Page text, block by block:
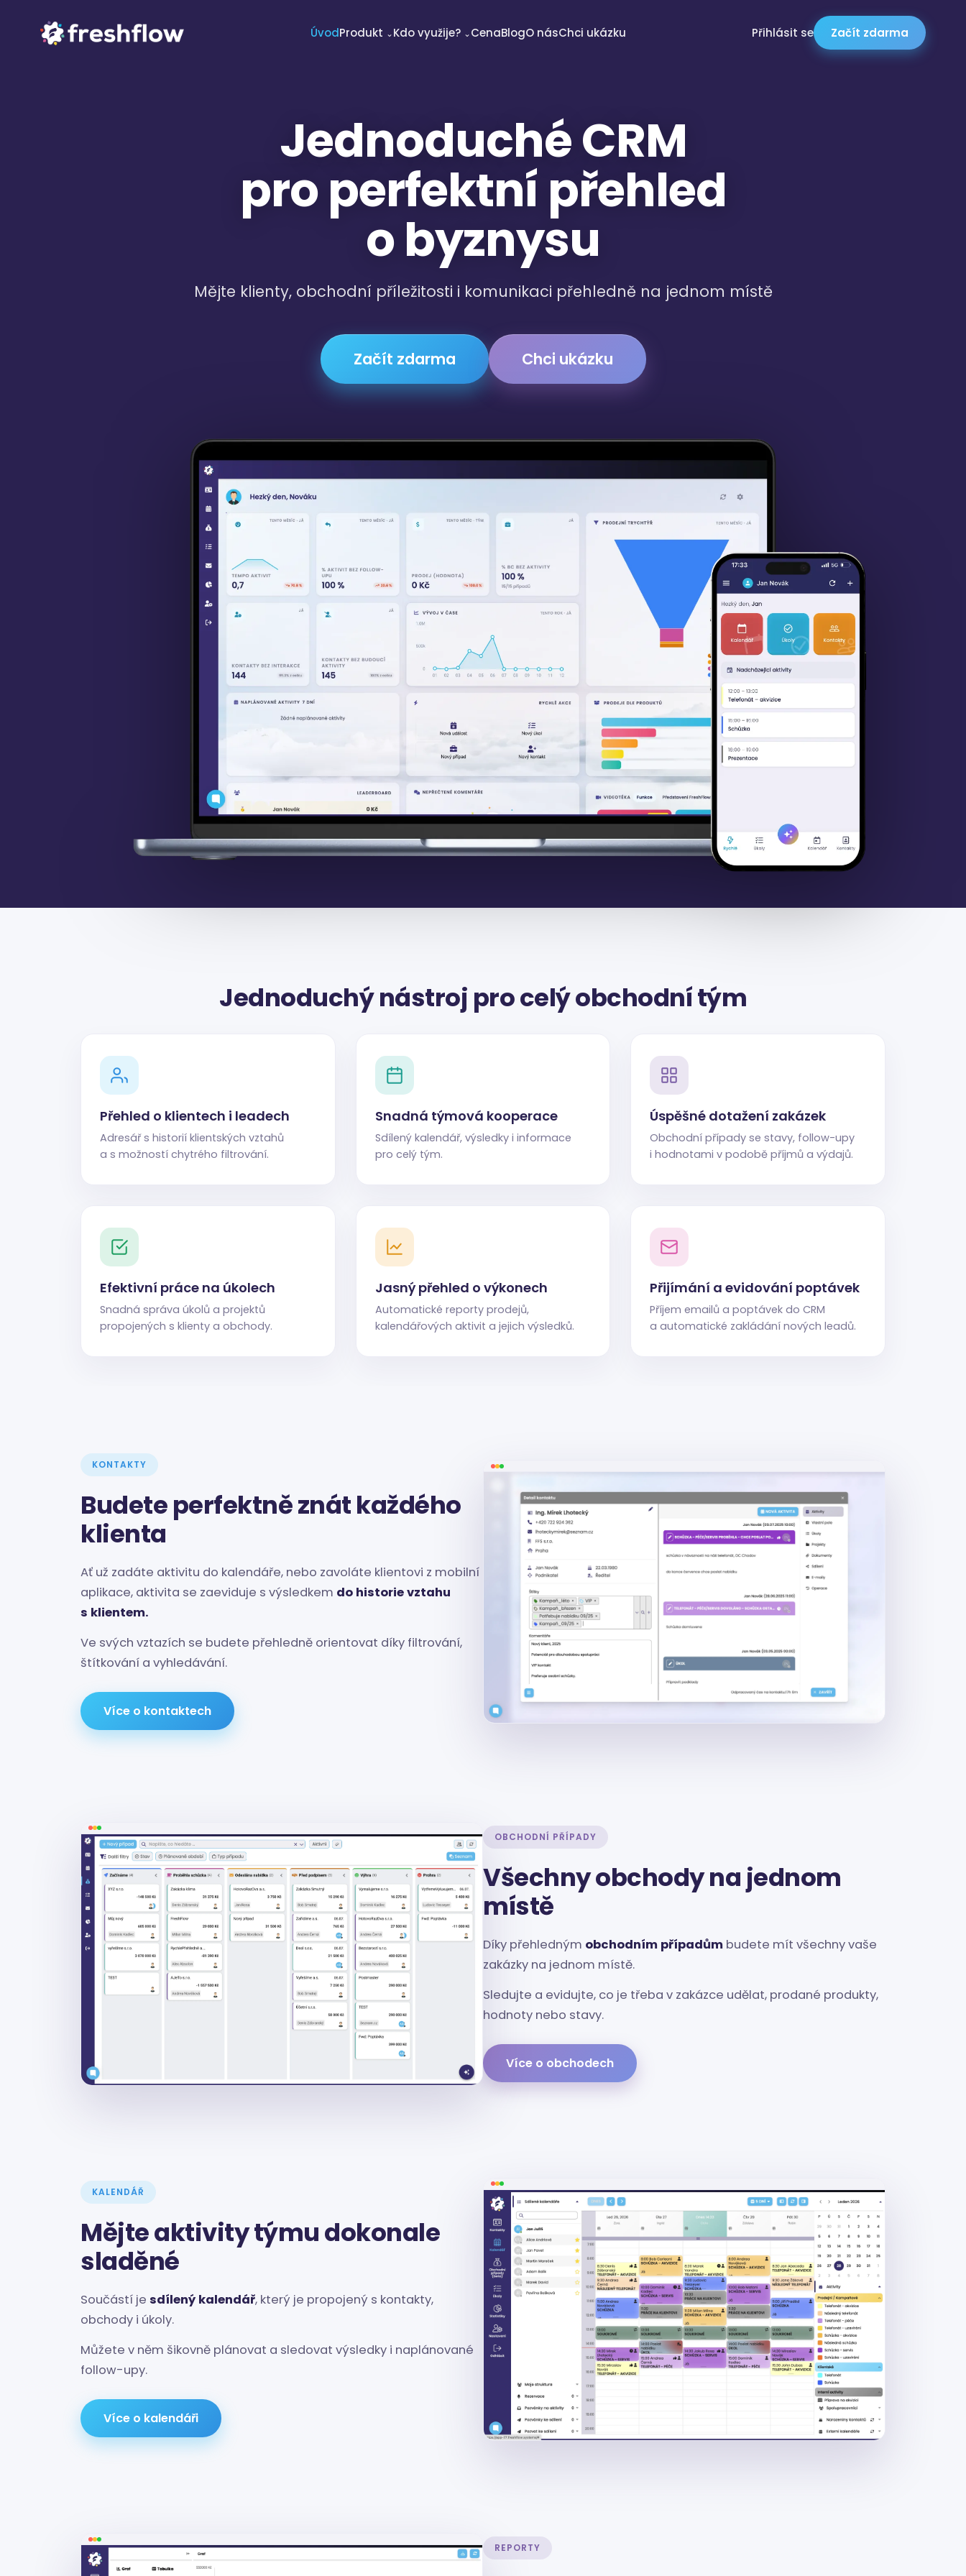
ÚvodProdukt ⌄Kdo využije? ⌄CenaBlogO násChci ukázku Přihlásit se Začít zdarma
Jednoduché CRM
pro perfektní přehled
o byznysu
Mějte klienty, obchodní příležitosti i komunikaci přehledně na jednom místě
Začít zdarma Chci ukázku
Jednoduchý nástroj pro celý obchodní tým
Přehled o klientech i leadech
Adresář s historií klientských vztahů
a s možností chytrého filtrování.
Snadná týmová kooperace
Sdílený kalendář, výsledky i informace
pro celý tým.
Úspěšné dotažení zakázek
Obchodní případy se stavy, follow-upy
i hodnotami v podobě příjmů a výdajů.
Efektivní práce na úkolech
Snadná správa úkolů a projektů
propojených s klienty a obchody.
Jasný přehled o výkonech
Automatické reporty prodejů,
kalendářových aktivit a jejich výsledků.
Přijímání a evidování poptávek
Příjem emailů a poptávek do CRM
a automatické zakládání nových leadů.
KONTAKTY
Budete perfektně znát každého
klienta
Ať už zadáte aktivitu do kalendáře, nebo zavoláte klientovi z mobilní
aplikace, aktivita se zaeviduje s výsledkem do historie vztahu
s klientem.
Ve svých vztazích se budete přehledně orientovat díky filtrování,
štítkování a vyhledávání.
Více o kontaktech
OBCHODNÍ PŘÍPADY
Všechny obchody na jednom
místě
Díky přehledným obchodním případům budete mít všechny vaše
zakázky na jednom místě.
Sledujte a evidujte, co je třeba v zakázce udělat, prodané produkty,
hodnoty nebo stavy.
Více o obchodech
KALENDÁŘ
Mějte aktivity týmu dokonale
sladěné
Součástí je sdílený kalendář, který je propojený s kontakty,
obchody i úkoly.
Můžete v něm šikovně plánovat a sledovat výsledky i naplánované
follow-upy.
Více o kalendáři
REPORTY